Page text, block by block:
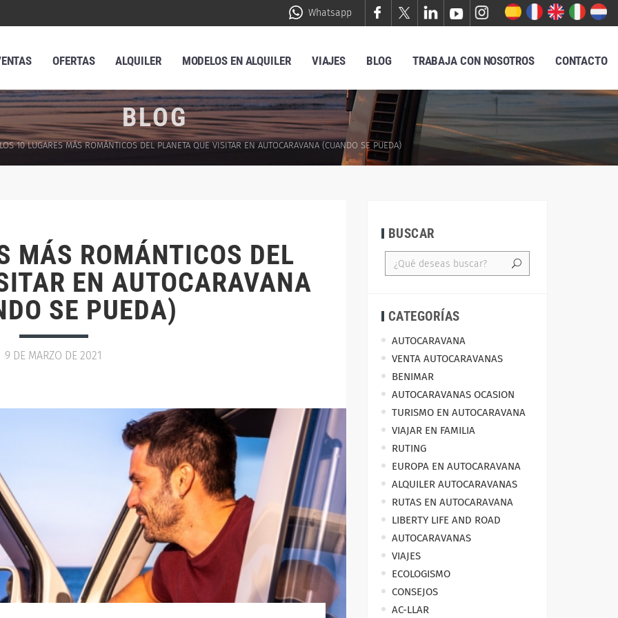
Whatsapp
OFERTAS ALQUILER MODELOS EN ALQUILER VIAJES BLOG TRABAJA CON NOSOTROS CONTACTO
BLOG
10 LUGARES MÁS ROMÁNTICOS DEL PLANETA QUE VISITAR EN AUTOCARAVANA (CUANDO SE PUEDA)
MÁS ROMÁNTICOS DEL
EN AUTOCARAVANA
SE PUEDA)
9 DE MARZO DE 2021
BUSCAR
CATEGORÍAS
AUTOCARAVANA
VENTA AUTOCARAVANAS
BENIMAR
AUTOCARAVANAS OCASION
TURISMO EN AUTOCARAVANA
VIAJAR EN FAMILIA
RUTING
EUROPA EN AUTOCARAVANA
ALQUILER AUTOCARAVANAS
RUTAS EN AUTOCARAVANA
LIBERTY LIFE AND ROAD
AUTOCARAVANAS
VIAJES
ECOLOGISMO
CONSEJOS
AC-LLAR